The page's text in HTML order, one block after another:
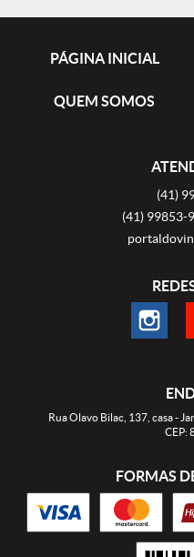
PÁGINA INICIAL
QUEM SOMOS
(41)
(41)99853-
Rua Olavo Bilac, 137, casa-
CEP:
FORMAS